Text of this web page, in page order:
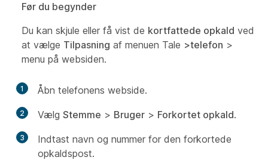
Før du begynder
Du kan skjule eller få vist de kortfattede opkald ved
at vælge Tilpasning af menuen Tale >telefon >
menu på websiden.
1 Åbn telefonens webside.
2 Vælg Stemme > Bruger > Forkortet opkald.
3
Indtast navn og nummer for den forkortede
opkaldspost.